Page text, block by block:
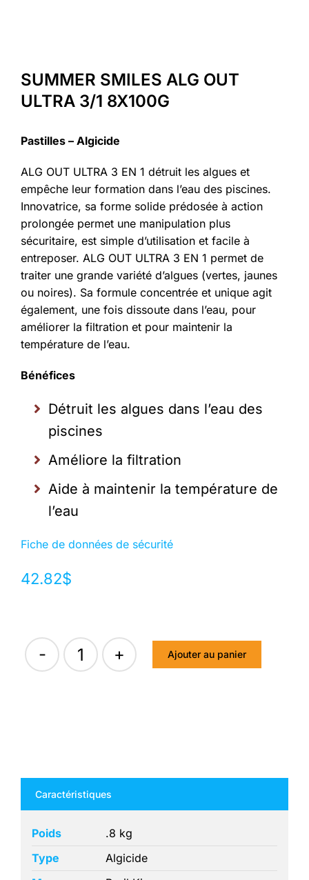
SUMMER SMILES ALG OUT
ULTRA 3/1 8X100G
Pastilles – Algicide
ALG OUT ULTRA 3 EN 1 détruit les algues et
empêche leur formation dans l’eau des piscines.
Innovatrice, sa forme solide prédosée à action
prolongée permet une manipulation plus
sécuritaire, est simple d’utilisation et facile à
entreposer. ALG OUT ULTRA 3 EN 1 permet de
traiter une grande variété d’algues (vertes, jaunes
ou noires). Sa formule concentrée et unique agit
également, une fois dissoute dans l’eau, pour
améliorer la filtration et pour maintenir la
température de l’eau.
Bénéfices
Détruit les algues dans l’eau des
piscines
Améliore la filtration
Aide à maintenir la température de
l’eau
Fiche de données de sécurité
42.82$
quantité
OUT
ULTRA
8X100G
Ajouter au panier
Caractéristiques
Poids
.8 kg
Type
Algicide